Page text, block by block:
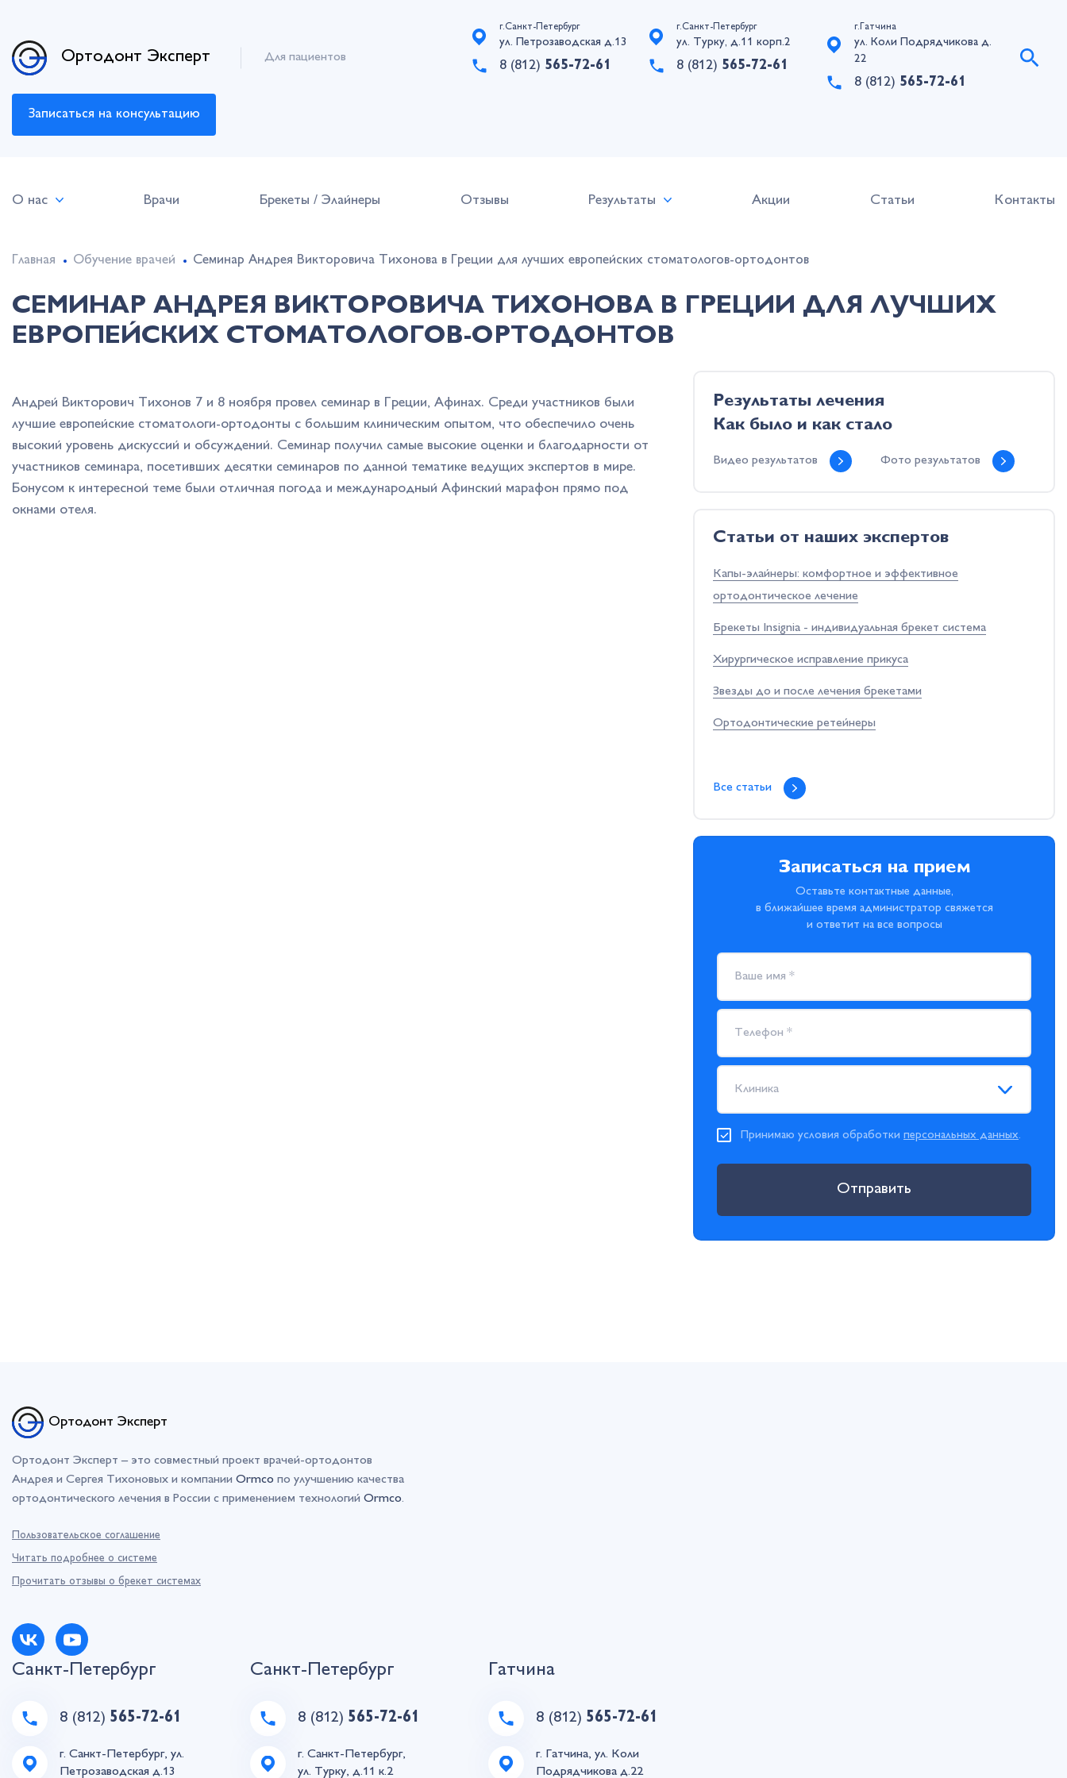
Ортодонт Эксперт Для пациентов
г.Санкт-Петербург
ул. Петрозаводская д.13
8 (812) 565-72-61
г.Санкт-Петербург
ул. Турку, д.11 корп.2
8 (812) 565-72-61
г.Гатчина
ул. Коли Подрядчикова д.
22
8 (812) 565-72-61
Записаться на консультацию
О нас Врачи Брекеты / Элайнеры Отзывы Результаты Акции Статьи Контакты
Главная Обучение врачей Семинар Андрея Викторовича Тихонова в Греции для лучших европейских стоматологов-ортодонтов
СЕМИНАР АНДРЕЯ ВИКТОРОВИЧА ТИХОНОВА В ГРЕЦИИ ДЛЯ ЛУЧШИХ
ЕВРОПЕЙСКИХ СТОМАТОЛОГОВ-ОРТОДОНТОВ
Андрей Викторович Тихонов 7 и 8 ноября провел семинар в Греции, Афинах. Среди участников были
лучшие европейские стоматологи-ортодонты с большим клиническим опытом, что обеспечило очень
высокий уровень дискуссий и обсуждений. Семинар получил самые высокие оценки и благодарности от
участников семинара, посетивших десятки семинаров по данной тематике ведущих экспертов в мире.
Бонусом к интересной теме были отличная погода и международный Афинский марафон прямо под
окнами отеля.
Результаты лечения
Как было и как стало
Видео результатов Фото результатов
Cтатьи от наших экспертов
Капы-элайнеры: комфортное и эффективное
ортодонтическое лечение
Брекеты Insignia - индивидуальная брекет система
Хирургическое исправление прикуса
Звезды до и после лечения брекетами
Ортодонтические ретейнеры
Все статьи
Записаться на прием
Оставьте контактные данные,
в ближайшее время администратор свяжется
и ответит на все вопросы
Клиника
Принимаю условия обработки персональных данных.
Отправить
Ортодонт Эксперт
Ортодонт Эксперт – это совместный проект врачей-ортодонтов
Андрея и Сергея Тихоновых и компании Ormco по улучшению качества
ортодонтического лечения в России с применением технологий Ormco.
Пользовательское соглашение
Читать подробнее о системе
Прочитать отзывы о брекет системах
Санкт-Петербург
8 (812) 565-72-61
г. Санкт-Петербург, ул.
Петрозаводская д.13
Санкт-Петербург
8 (812) 565-72-61
г. Санкт-Петербург,
ул. Турку, д.11 к.2
Гатчина
8 (812) 565-72-61
г. Гатчина, ул. Коли
Подрядчикова д.22